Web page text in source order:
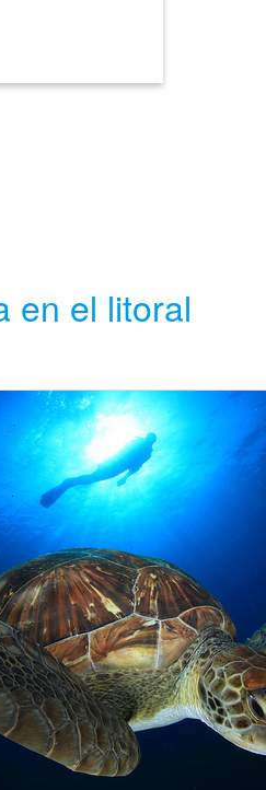
en el litoral